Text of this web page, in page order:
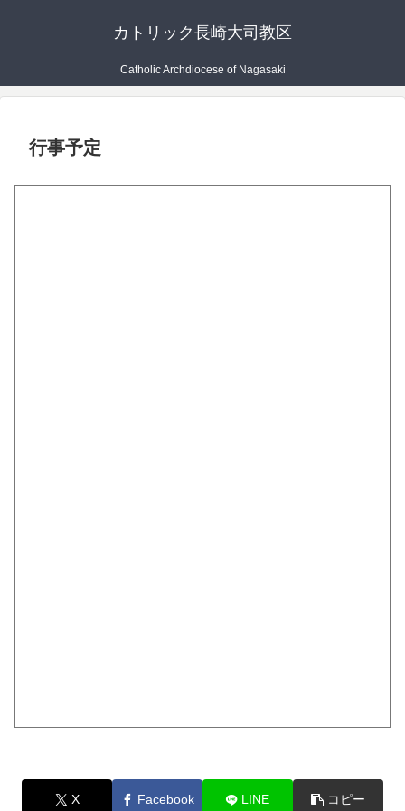
カトリック長崎大司教区
Catholic Archdiocese of Nagasaki
行事予定
X Facebook LINE コピー